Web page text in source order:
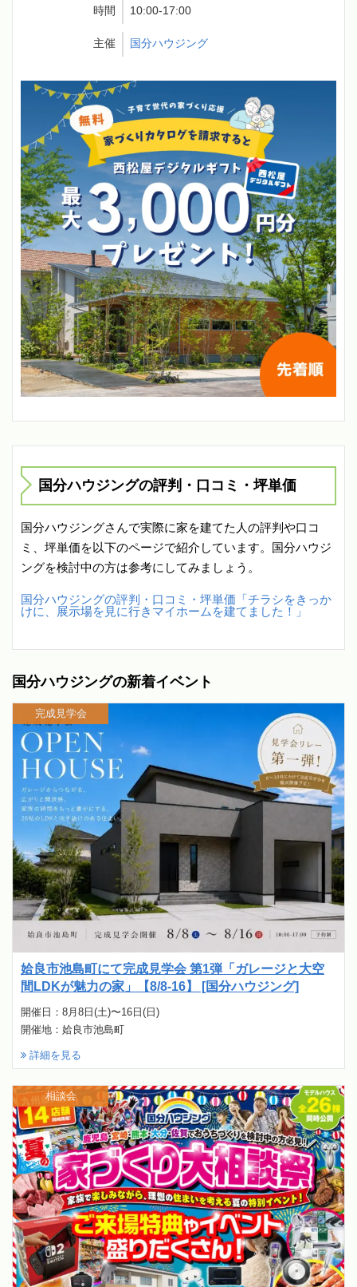
時間 10:00-17:00
主催 国分ハウジング
国分ハウジングの評判・口コミ・坪単価
国分ハウジングさんで実際に家を建てた人の評判や口コ
ミ、坪単価を以下のページで紹介しています。国分ハウジ
ングを検討中の方は参考にしてみましょう。
国分ハウジングの評判・口コミ・坪単価「チラシをきっか
けに、展示場を見に行きマイホームを建てました！」
国分ハウジングの新着イベント
姶良市池島町にて完成見学会 第1弾「ガレージと大空
間LDKが魅力の家」【8/8-16】 [国分ハウジング]
開催日：8月8日(土)〜16日(日)
開催地：姶良市池島町
詳細を見る
完成見学会
相談会